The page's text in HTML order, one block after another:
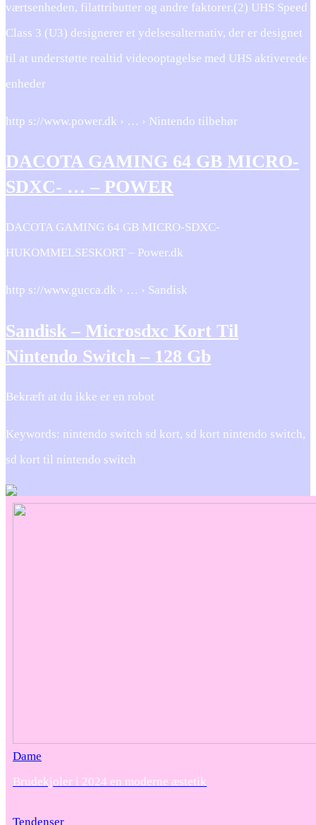
værtsenheden, filattributter og andre faktorer.(2) UHS Speed ​​
Class 3 (U3) designerer et ydelsesalternativ, der er designet
til at understøtte realtid videooptagelse med UHS aktiverede
enheder
http s://www.power.dk › … › Nintendo tilbehør
DACOTA GAMING 64 GB MICRO-
SDXC- … – POWER
DACOTA GAMING 64 GB MICRO-SDXC-
HUKOMMELSESKORT – Power.dk
http s://www.gucca.dk › … › Sandisk
Sandisk – Microsdxc Kort Til
Nintendo Switch – 128 Gb
Bekræft at du ikke er en robot
Keywords: nintendo switch sd kort, sd kort nintendo switch,
sd kort til nintendo switch
Dame
Brudekjoler i 2024 en moderne æstetik
Tendenser